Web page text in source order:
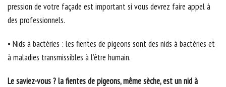
pression de votre façade est important si vous devrez faire appel à
des professionnels.
• Nids à bactéries : les fientes de pigeons sont des nids à bactéries et
à maladies transmissibles à l’être humain.
Le saviez-vous ? la fientes de pigeons, même sèche, est un nid à